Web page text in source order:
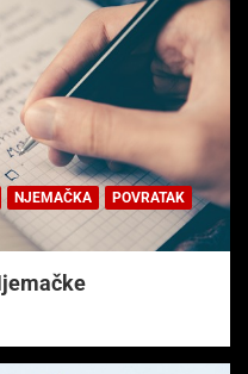
NJEMAČKA
POVRATAK